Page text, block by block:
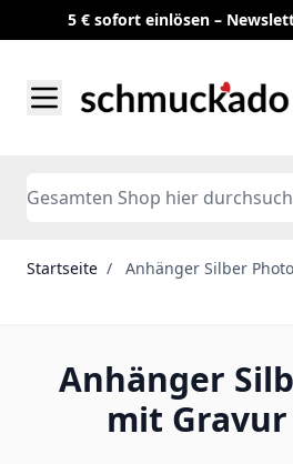
5 € sofort einlösen –
Search
Startseite / Anhänger Silber
Anhänger
mit Gravur